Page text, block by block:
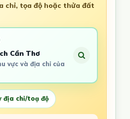
chỉ, tọa độ hoặc thửa đất
Cần Thơ
vực và địa chỉ của
địa chỉ/toạ độ